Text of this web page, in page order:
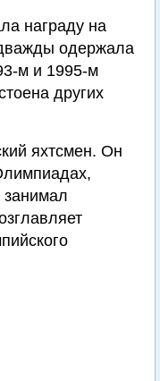
награду на
одержала
м и 1995-м
других
яхтсмен. Он